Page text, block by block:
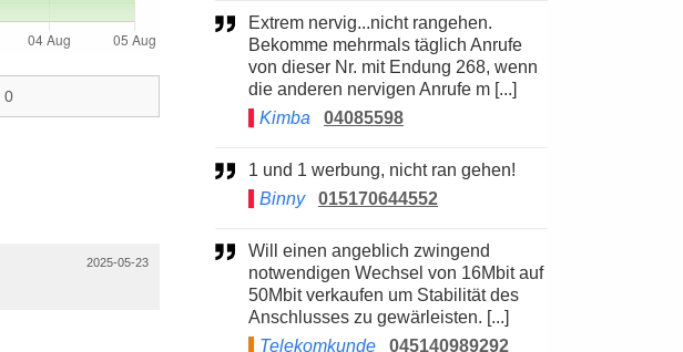
0
2025-05-23
Extrem nervig...nicht rangehen.
Bekomme mehrmals täglich Anrufe
von dieser Nr. mit Endung 268, wenn
die anderen nervigen Anrufe m [...]
Kimba
04085598
1 und 1 werbung, nicht ran gehen!
Binny
015170644552
Will einen angeblich zwingend
notwendigen Wechsel von 16Mbit auf
50Mbit verkaufen um Stabilität des
Anschlusses zu gewärleisten. [...]
Telekomkunde
045140989292